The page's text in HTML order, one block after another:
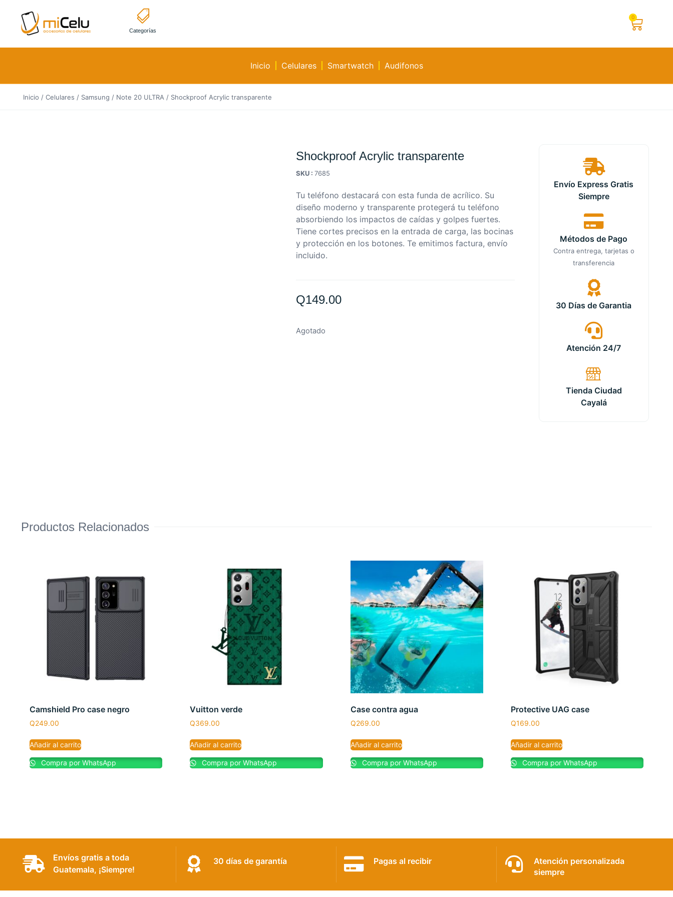
Categorías
0
Inicio Celulares Smartwatch Audifonos
Inicio / Celulares / Samsung / Note 20 ULTRA / Shockproof Acrylic transparente
Shockproof Acrylic transparente
SKU :7685
Tu teléfono destacará con esta funda de acrílico. Su
diseño moderno y transparente protegerá tu teléfono
absorbiendo los impactos de caídas y golpes fuertes.
Tiene cortes precisos en la entrada de carga, las bocinas
y protección en los botones. Te emitimos factura, envío
incluido.
Q149.00
Agotado
Envío Express Gratis
Siempre
Métodos de Pago
Contra entrega, tarjetas o
transferencia
30 Días de Garantia
Atención 24/7
Tienda Ciudad
Cayalá
Productos Relacionados
Camshield Pro case negro
Q249.00
Añadir al carrito
Compra por WhatsApp
Vuitton verde
Q369.00
Añadir al carrito
Compra por WhatsApp
Case contra agua
Q269.00
Añadir al carrito
Compra por WhatsApp
Protective UAG case
Q169.00
Añadir al carrito
Compra por WhatsApp
Envíos gratis a toda
Guatemala, ¡Siempre!
30 días de garantía Pagas al recibir
Atención personalizada
siempre